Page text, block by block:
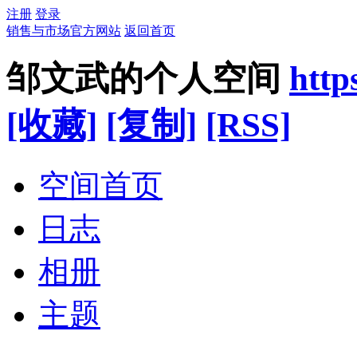
注册 登录
销售与市场官方网站 返回首页
邹文武的个人空间
[收藏] [复制] [RSS]
空间首页
日志
相册
主题